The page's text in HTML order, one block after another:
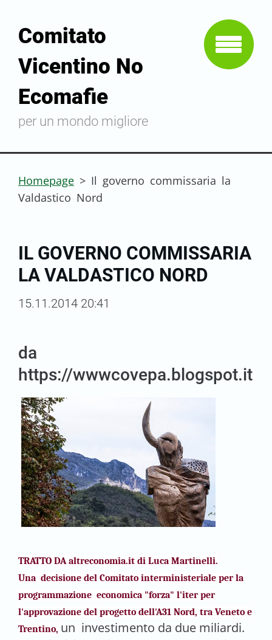
Comitato
Vicentino No
Ecomafie
per un mondo migliore
Homepage > Il governo commissaria la
Valdastico Nord
IL GOVERNO COMMISSARIA
LA VALDASTICO NORD
15.11.2014 20:41
da
https://wwwcovepa.blogspot.it
TRATTO DA altreconomia.it di Luca Martinelli.
Una decisione del Comitato interministeriale per la
programmazione economica "forza" l'iter per
l'approvazione del progetto dell'A31 Nord, tra Veneto e
Trentino, un investimento da due miliardi.